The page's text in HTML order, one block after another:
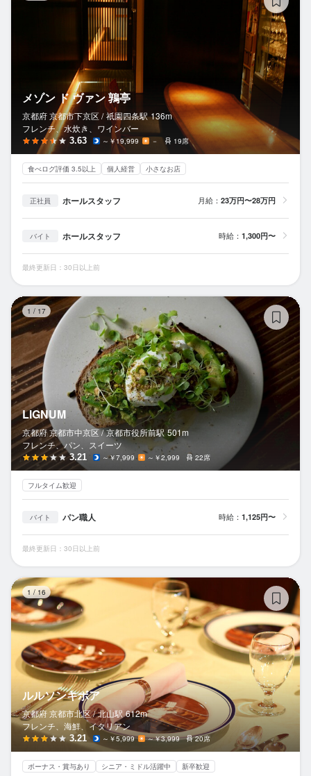
メゾン ド ヴァン 鶉亭
京都府 京都市下京区 / 祇園四条駅 136m
フレンチ、水炊き、ワインバー
3.63 ～￥19,999 － 19席
食べログ評価 3.5以上 個人経営 小さなお店
正社員 ホールスタッフ 月給： 23万円〜28万円
バイト ホールスタッフ 時給： 1,300円〜
最終更新日：30日以上前
1 / 17
LIGNUM
京都府 京都市中京区 / 京都市役所前駅 501m
フレンチ、パン、スイーツ
3.21 ～￥7,999 ～￥2,999 22席
フルタイム歓迎
バイト パン職人 時給： 1,125円〜
最終更新日：30日以上前
1 / 16
ルルソンキボア
京都府 京都市北区 / 北山駅 612m
フレンチ、海鮮、イタリアン
3.21 ～￥5,999 ～￥3,999 20席
ボーナス・賞与あり シニア・ミドル活躍中 新卒歓迎